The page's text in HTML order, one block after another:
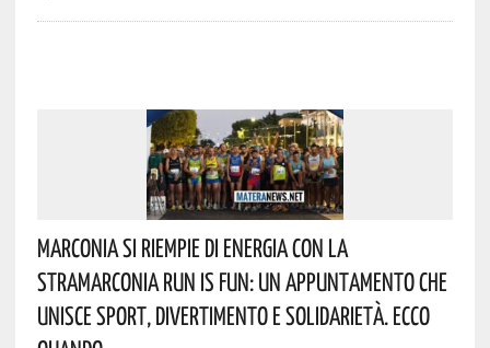
Marconia Si Riempie Di Energia Con La
StraMarconia Run Is Fun: Un Appuntamento Che
Unisce Sport, Divertimento E Solidarietà. Ecco